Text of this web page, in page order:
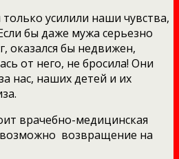
усилили наши чувства,
бы даже мужа серьезно
оказался бы недвижен,
от него, не бросила! Они
нас, наших детей и их
врачебно-медицинская
возможно возвращение на